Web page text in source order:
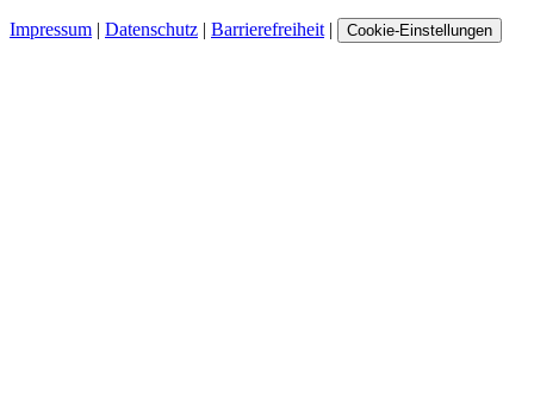
Impressum | Datenschutz | Barrierefreiheit | Cookie-Einstellungen